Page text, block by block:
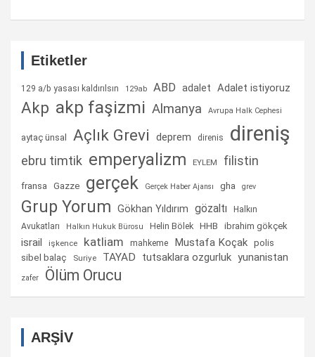
Etiketler
129 a/b yasası kaldırılsın 129ab ABD adalet Adalet istiyoruz
Akp akp faşizmi Almanya Avrupa Halk Cephesi
aytaç ünsal Açlık Grevi deprem direnis direniş
ebru timtik emperyalizm EYLEM filistin
fransa Gazze gerçek Gerçek Haber Ajansı gha grev
Grup Yorum Gökhan Yıldırım gözaltı
Halkın
Avukatları
Halkın Hukuk Bürosu Helin Bölek HHB ibrahim gökçek
israil işkence katliam mahkeme Mustafa Koçak polis
sibel balaç Suriye TAYAD tutsaklara ozgurluk yunanistan
zafer Ölüm Orucu
ARŞİV